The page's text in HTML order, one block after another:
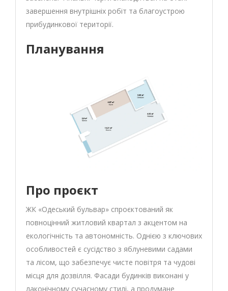
завершення внутрішніх робіт та благоустрою
прибудинкової території.
Планування
Про проєкт
ЖК «Одеський бульвар» спроєктований як
повноцінний житловий квартал з акцентом на
екологічність та автономність. Однією з ключових
особливостей є сусідство з яблуневими садами
та лісом, що забезпечує чисте повітря та чудові
місця для дозвілля. Фасади будинків виконані у
лаконічному сучасному стилі, а продумане